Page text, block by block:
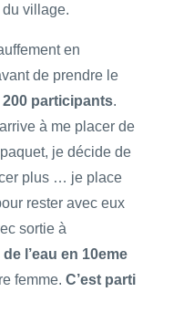
village.
en
de prendre le
participants.
à me placer de
je décide de
plus … je place
rester avec eux
sortie à
l’eau en 10eme
femme. C’est parti